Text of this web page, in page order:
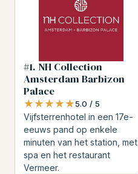
#1. NH Collection
Amsterdam Barbizon
Palace
★★★★★
★★★★★5.0 / 5
Vijfsterrenhotel in een 17e-
eeuws pand op enkele
minuten van het station, met
spa en het restaurant
Vermeer.